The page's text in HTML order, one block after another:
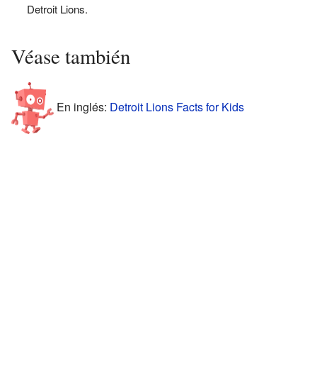
Detroit Lions.
Véase también
En inglés: Detroit Lions Facts for Kids